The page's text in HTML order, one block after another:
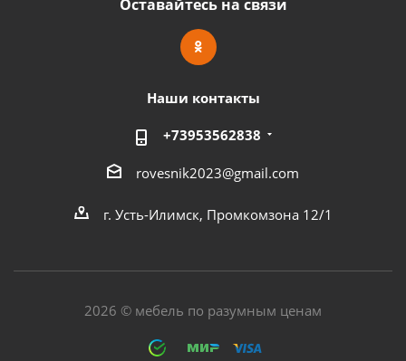
Оставайтесь на связи
Наши контакты
+73953562838
rovesnik2023@gmail.com
г. Усть-Илимск, Промкомзона 12/1
2026 © мебель по разумным ценам